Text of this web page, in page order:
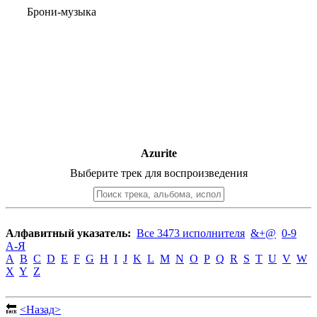
Брони-музыка
Azurite
Выберите трек для воспроизведения
Алфавитный указатель: Все 3473 исполнителя &+@ 0-9
А-Я
A B C D E F G H I J K L M N O P Q R S T U V W
X Y Z
🔙 <Назад>